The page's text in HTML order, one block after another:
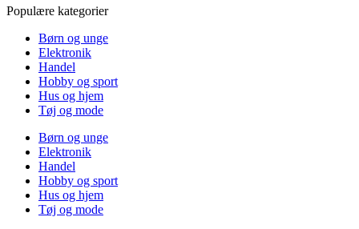
Populære kategorier
Børn og unge
Elektronik
Handel
Hobby og sport
Hus og hjem
Tøj og mode
Børn og unge
Elektronik
Handel
Hobby og sport
Hus og hjem
Tøj og mode